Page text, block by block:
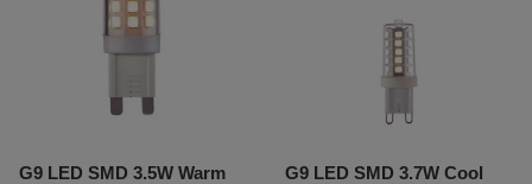
G9 LED SMD 3.5W Warm
G9 LED SMD 3.7W Cool